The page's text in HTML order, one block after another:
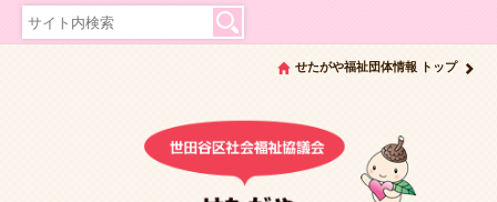
せたがや福祉団体情報 トップ